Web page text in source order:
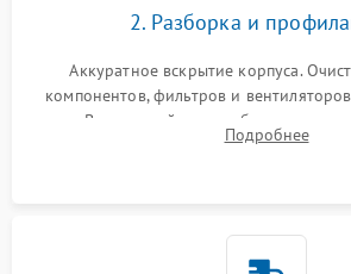
2. Разборка и
Аккуратное вскрытие корпуса.
компонентов, фильтров и
пыли. Визуальный осмотр блока
материнской платы на наличие
Подробнее